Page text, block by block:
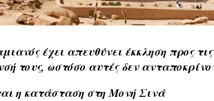
έχει απευθύνει έκκληση προς
τους, ωστόσο αυτές δεν
η κατάσταση στηΜονή Σινά